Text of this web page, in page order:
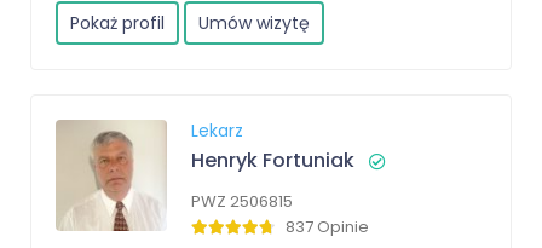
Pokaż profil Umów wizytę
Lekarz
Henryk Fortuniak
PWZ 2506815
837 Opinie